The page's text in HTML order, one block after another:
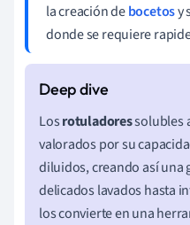
la creación debocetosy
donde se requiere
Losrotuladoressolubles
valorados por su
diluidos, creando así una
delicados lavados hasta
los convierte en una